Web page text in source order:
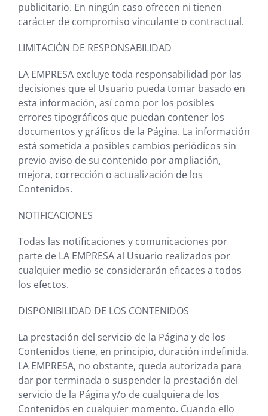
publicitario. En ningún caso ofrecen ni tienen
carácter de compromiso vinculante o contractual.
LIMITACIÓN DE RESPONSABILIDAD
LA EMPRESAexcluye toda responsabilidad por las
decisiones que el Usuario pueda tomar basado en
esta información, así como por los posibles
errores tipográficos que puedan contener los
documentos y gráficos de la Página. La información
está sometida a posibles cambios periódicos sin
previo aviso de su contenido por ampliación,
mejora, corrección o actualización de los
Contenidos.
NOTIFICACIONES
Todas las notificaciones y comunicaciones por
parte de LA EMPRESAal Usuario realizados por
cualquier medio se considerarán eficaces a todos
los efectos.
DISPONIBILIDAD DE LOS CONTENIDOS
La prestación del servicio de la Página y de los
Contenidos tiene, en principio, duración indefinida.
LA EMPRESA, no obstante, queda autorizada para
dar por terminada o suspender la prestación del
servicio de la Página y/o de cualquiera de los
Contenidos en cualquier momento. Cuando ello